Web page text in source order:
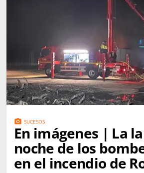
photo_camera SUCESOS
En imágenes | La
noche de los
en el incendio de